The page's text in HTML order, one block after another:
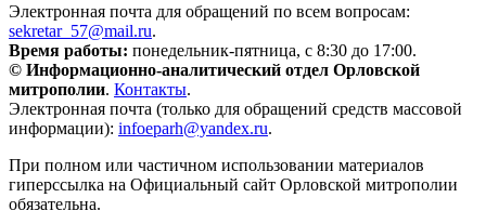
Электронная почта для обращений по всем вопросам:
sekretar_57@mail.ru.
Время работы: понедельник-пятница, с 8:30 до 17:00.
© Информационно-аналитический отдел Орловской
митрополии. Контакты.
Электронная почта (только для обращений средств массовой
информации): infoeparh@yandex.ru.
При полном или частичном использовании материалов
гиперссылка на Официальный сайт Орловской митрополии
обязательна.